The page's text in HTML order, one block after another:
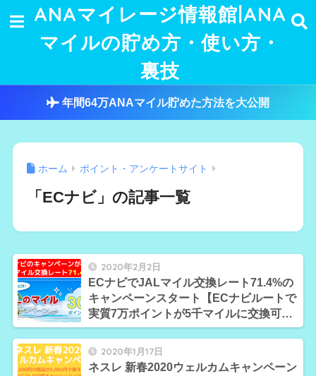
ANAマイレージ情報館|ANA
マイルの貯め方・使い方・
裏技
年間64万ANAマイル貯めた方法を大公開
ホーム ポイント・アンケートサイト
「ECナビ」の記事一覧
2020年2月2日
ECナビでJALマイル交換レート71.4%の
キャンペーンスタート【ECナビルートで
実質7万ポイントが5千マイルに交換可
能】
2020年1月17日
ネスレ 新春2020ウェルカムキャンペーン